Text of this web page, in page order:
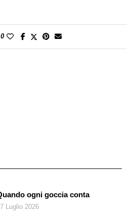
e inattesi sul quadro strategico
dei casi di donne. Su
0
ogni goccia conta
Luglio 2026